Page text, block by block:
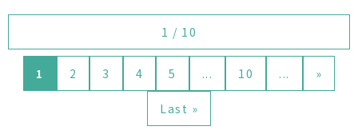
1 / 10
1 2 3 4 5 ... 10 ... »
Last »